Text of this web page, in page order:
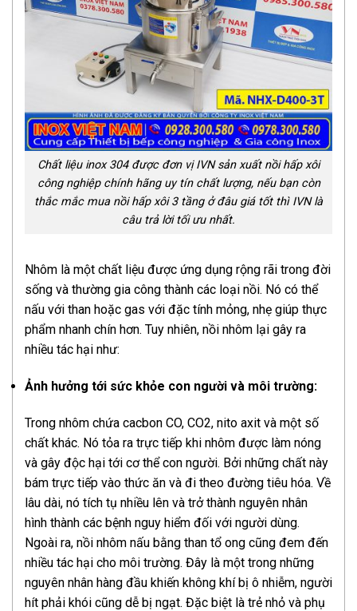
Chất liệu inox 304 được đơn vị IVN sản xuất nồi hấp xôi
công nghiệp chính hãng uy tín chất lượng, nếu bạn còn
thắc mắc mua nồi hấp xôi 3 tầng ở đâu giá tốt thì IVN là
câu trả lời tối ưu nhất.
Nhôm là một chất liệu được ứng dụng rộng rãi trong đời
sống và thường gia công thành các loại nồi. Nó có thể
nấu với than hoặc gas với đặc tính mỏng, nhẹ giúp thực
phẩm nhanh chín hơn. Tuy nhiên, nồi nhôm lại gây ra
nhiều tác hại như:
Ảnh hưởng tới sức khỏe con người và môi trường:
Trong nhôm chứa cacbon CO, CO2, nito axit và một số
chất khác. Nó tỏa ra trực tiếp khi nhôm được làm nóng
và gây độc hại tới cơ thể con người. Bởi những chất này
bám trực tiếp vào thức ăn và đi theo đường tiêu hóa. Về
lâu dài, nó tích tụ nhiều lên và trở thành nguyên nhân
hình thành các bệnh nguy hiểm đối với người dùng.
Ngoài ra, nồi nhôm nấu bằng than tổ ong cũng đem đến
nhiều tác hại cho môi trường. Đây là một trong những
nguyên nhân hàng đầu khiến không khí bị ô nhiễm, người
hít phải khói cũng dễ bị ngạt. Đặc biệt là trẻ nhỏ và phụ